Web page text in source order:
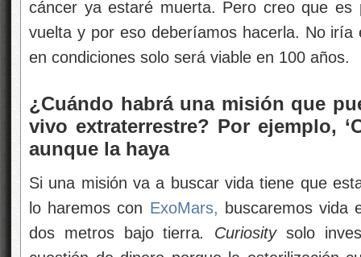
cáncer ya estaré muerta. Pero creo que
vuelta y por eso deberíamos hacerla. No
en condiciones solo será viable en 100 años.
¿Cuándo habrá una misión que
vivo extraterrestre? Por ejemplo,
aunque la haya
Si una misión va a buscar vida tiene que
lo haremos con ExoMars, buscaremos vida
dos metros bajo tierra. Curiositysolo